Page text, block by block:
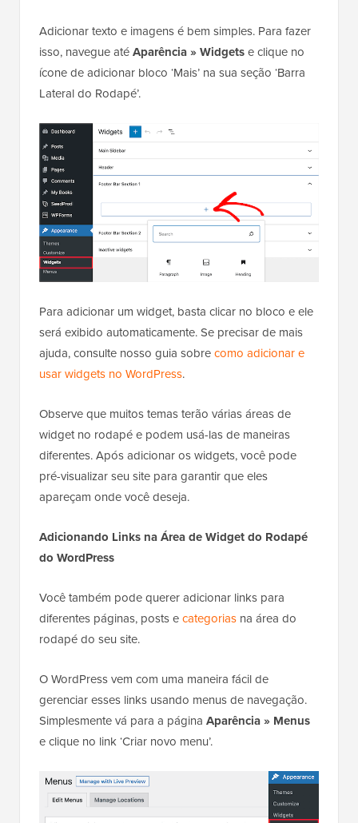
Adicionar texto e imagens é bem simples. Para fazer
isso, navegue atéAparência » Widgetse clique no
ícone de adicionar bloco ‘Mais’ na sua seção ‘Barra
Lateral do Rodapé’.
Para adicionar um widget, basta clicar no bloco e ele
será exibido automaticamente. Se precisar de mais
ajuda, consulte nosso guia sobrecomo adicionar e
usar widgets no WordPress.
Observe que muitos temas terão várias áreas de
widget no rodapé e podem usá-las de maneiras
diferentes. Após adicionar os widgets, você pode
pré-visualizar seu site para garantir que eles
apareçam onde você deseja.
Adicionando Links na Área de Widget do Rodapé
do WordPress
Você também pode querer adicionar links para
diferentes páginas, posts ecategorias na área do
rodapé do seu site.
O WordPress vem com uma maneira fácil de
gerenciar esses links usando menus de navegação.
Simplesmente vá para a página Aparência » Menus
e clique no link ‘Criar novo menu’.